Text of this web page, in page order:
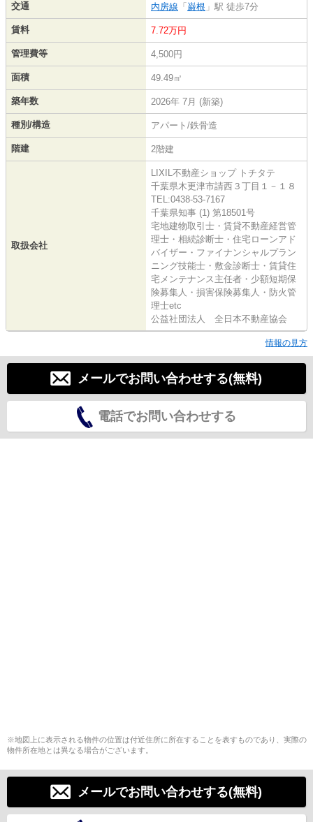
交通 内房線 「 巌根 」駅 徒歩7分
賃料 7.72万円
管理費等 4,500円
面積 49.49㎡
築年数 2026年 7月 (新築)
種別/構造 アパート/鉄骨造
階建 2階建
取扱会社
LIXIL不動産ショップ トチタテ
千葉県木更津市請西３丁目１－１８
TEL:0438-53-7167
千葉県知事 (1) 第18501号
宅地建物取引士・賃貸不動産経営管
理士・相続診断士・住宅ローンアド
バイザー・ファイナンシャルプラン
ニング技能士・敷金診断士・賃貸住
宅メンテナンス主任者・少額短期保
険募集人・損害保険募集人・防火管
理士etc
公益社団法人 全日本不動産協会
情報の見方
メールでお問い合わせする(無料)
電話でお問い合わせする
※地図上に表示される物件の位置は付近住所に所在することを表すものであり、実際の
物件所在地とは異なる場合がございます。
メールでお問い合わせする(無料)